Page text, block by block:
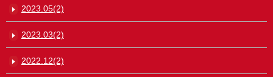
2023.05(2)
2023.03(2)
2022.12(2)